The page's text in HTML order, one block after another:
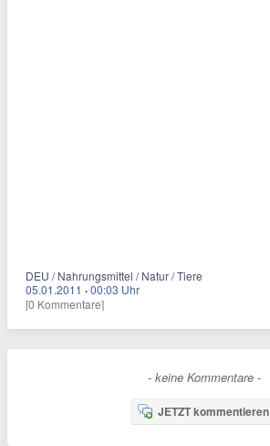
DEU / Nahrungsmittel / Natur / Tiere
05.01.2011 ·00:03 Uhr
[0 Kommentare]
- keine Kommentare -
JETZT kommentieren